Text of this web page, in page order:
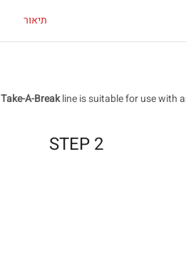
תיאור
Take-A-Breakline is suitable for use with
STEP 2